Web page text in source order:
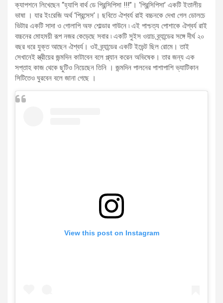
ক্যাপশনে লিখেছেন “হ্যাপি বার্থ ডে প্রিন্সিপিসা !!!”। ‘প্রিন্সিপিসা’ একটি ইতালীয়
ভাষা । যার ইংরেজি অর্থ ‘প্রিন্সেস’। ছবিতে ঐশ্বর্য রাই বচ্চনকে দেখা গেল ডোলচে
ভিটার একটি সাদা ও গোলাপি অফ শোল্ডার গাউনে ৷ এই পাশ্চত্য পোশাকে ঐশ্বর্য রাই
বচ্চনের মোহময়ী রূপ নজর কেড়েছে সবার ৷ একটি সুইস ওয়াচ ব্র্যান্ডের সঙ্গে দীর্ঘ ২০
বছর ধরে যুক্ত আছেন ঐশ্বর্য। ওই ব্র্যান্ডের একটি ইভেন্ট ছিল রোমে। তাই
সেখানেই স্ত্রীয়ের জন্মদিন কাটাবেন বলে প্ল্যান করেন অভিষেক। তার জন্য এক
সপ্তাহ কাজ থেকে ছুটিও নিয়েছেন তিনি । জন্মদিন পালনের পাশাপাশি ভ্যাটিকান
সিটিতেও ঘুরবেন বলে জানা গেছে ।
View this post on Instagram